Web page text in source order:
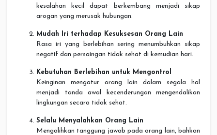
kesalahan kecil dapat berkembang menjadi sikap
arogan yang merusak hubungan.
Mudah Iri terhadap Kesuksesan Orang Lain
Rasa iri yang berlebihan sering menumbuhkan sikap
negatif dan persaingan tidak sehat di kemudian hari.
Kebutuhan Berlebihan untuk Mengontrol
Keinginan mengatur orang lain dalam segala hal
menjadi tanda awal kecenderungan mengendalikan
lingkungan secara tidak sehat.
Selalu Menyalahkan Orang Lain
Mengalihkan tanggung jawab pada orang lain, bahkan